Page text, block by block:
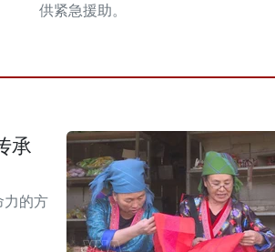
供紧急援助。
承
力的方